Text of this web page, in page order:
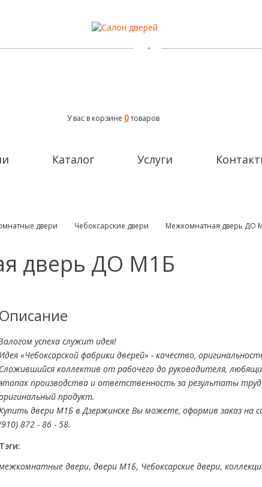
У вас в корзине 0товаров
Каталог Услуги
двери Чебоксарские двери Межкомнатная дверь ДО
дверь ДО М1Б
Описание
успеха служит идея!
«Чебоксарской фабрики дверей» - качество,
Сложившийся коллектив от рабочего до руководителя,
производства и ответственность за результаты
продукт.
двери М1Б в Дзержинске Вы можете, оформив заказ на
872 - 86 - 58.
Тэги:
двери, двери М1Б, Чебоксарские двери,